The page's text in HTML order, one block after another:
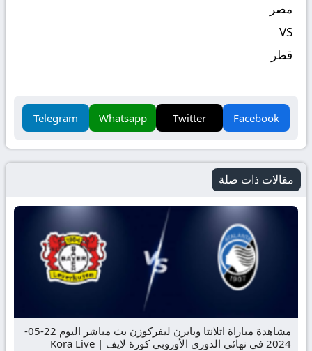
مصر
VS
قطر
Facebook
Twitter
Whatsapp
Telegram
مقالات ذات صلة
مشاهدة مباراة اتلانتا وبايرن ليفركوزن بث مباشر اليوم 22-05-
2024 في نهائي الدوري الأوروبي كورة لايف | Kora Live